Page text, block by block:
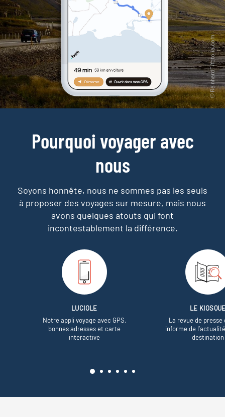
Pourquoi voyager avec
nous
Soyons honnête, nous ne sommes pas les seuls
à proposer des voyages sur mesure, mais nous
avons quelques atouts qui font
incontestablement la différence.
LUCIOLE
Notre appli voyage avec GPS,
bonnes adresses et carte
interactive
LE
La revue de presse
informe de
destination